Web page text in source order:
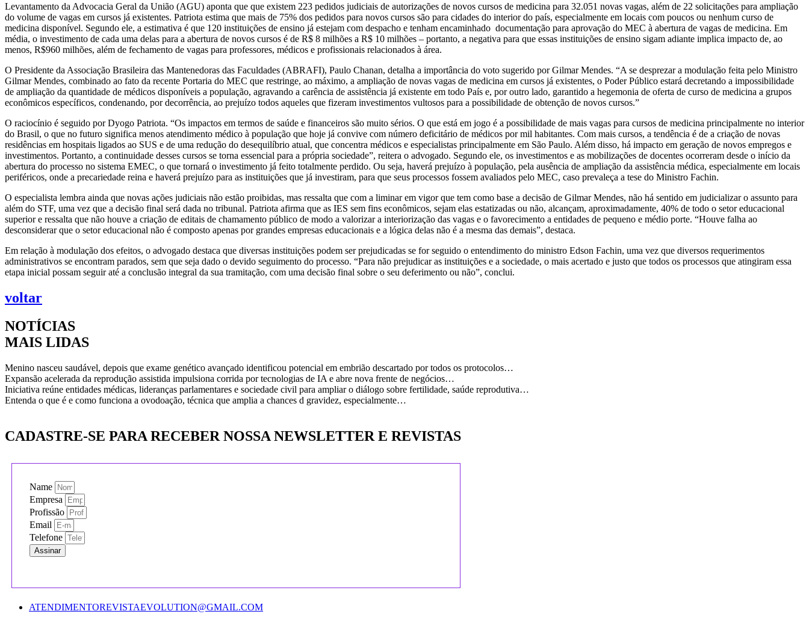
Levantamento da Advocacia Geral da União (AGU) aponta que que existem 223 pedidos judiciais de autorizações de novos cursos de medicina para 32.051 novas vagas, além de 22 solicitações para ampliação
do volume de vagas em cursos já existentes. Patriota estima que mais de 75% dos pedidos para novos cursos são para cidades do interior do país, especialmente em locais com poucos ou nenhum curso de
medicina disponível. Segundo ele, a estimativa é que 120 instituições de ensino já estejam com despacho e tenham encaminhado documentação para aprovação do MEC à abertura de vagas de medicina. Em
média, o investimento de cada uma delas para a abertura de novos cursos é de R$ 8 milhões a R$ 10 milhões – portanto, a negativa para que essas instituições de ensino sigam adiante implica impacto de, ao
menos, R$960 milhões, além de fechamento de vagas para professores, médicos e profissionais relacionados à área.
O Presidente da Associação Brasileira das Mantenedoras das Faculdades (ABRAFI), Paulo Chanan, detalha a importância do voto sugerido por Gilmar Mendes. “A se desprezar a modulação feita pelo Ministro
Gilmar Mendes, combinado ao fato da recente Portaria do MEC que restringe, ao máximo, a ampliação de novas vagas de medicina em cursos já existentes, o Poder Público estará decretando a impossibilidade
de ampliação da quantidade de médicos disponíveis a população, agravando a carência de assistência já existente em todo País e, por outro lado, garantido a hegemonia de oferta de curso de medicina a grupos
econômicos específicos, condenando, por decorrência, ao prejuízo todos aqueles que fizeram investimentos vultosos para a possibilidade de obtenção de novos cursos.”
O raciocínio é seguido por Dyogo Patriota. “Os impactos em termos de saúde e financeiros são muito sérios. O que está em jogo é a possibilidade de mais vagas para cursos de medicina principalmente no interior
do Brasil, o que no futuro significa menos atendimento médico à população que hoje já convive com número deficitário de médicos por mil habitantes. Com mais cursos, a tendência é de a criação de novas
residências em hospitais ligados ao SUS e de uma redução do desequilíbrio atual, que concentra médicos e especialistas principalmente em São Paulo. Além disso, há impacto em geração de novos empregos e
investimentos. Portanto, a continuidade desses cursos se torna essencial para a própria sociedade”, reitera o advogado. Segundo ele, os investimentos e as mobilizações de docentes ocorreram desde o início da
abertura do processo no sistema EMEC, o que tornará o investimento já feito totalmente perdido. Ou seja, haverá prejuízo à população, pela ausência de ampliação da assistência médica, especialmente em locais
periféricos, onde a precariedade reina e haverá prejuízo para as instituições que já investiram, para que seus processos fossem avaliados pelo MEC, caso prevaleça a tese do Ministro Fachin.
O especialista lembra ainda que novas ações judiciais não estão proibidas, mas ressalta que com a liminar em vigor que tem como base a decisão de Gilmar Mendes, não há sentido em judicializar o assunto para
além do STF, uma vez que a decisão final será dada no tribunal. Patriota afirma que as IES sem fins econômicos, sejam elas estatizadas ou não, alcançam, aproximadamente, 40% de todo o setor educacional
superior e ressalta que não houve a criação de editais de chamamento público de modo a valorizar a interiorização das vagas e o favorecimento a entidades de pequeno e médio porte. “Houve falha ao
desconsiderar que o setor educacional não é composto apenas por grandes empresas educacionais e a lógica delas não é a mesma das demais”, destaca.
Em relação à modulação dos efeitos, o advogado destaca que diversas instituições podem ser prejudicadas se for seguido o entendimento do ministro Edson Fachin, uma vez que diversos requerimentos
administrativos se encontram parados, sem que seja dado o devido seguimento do processo. “Para não prejudicar as instituições e a sociedade, o mais acertado e justo que todos os processos que atingiram essa
etapa inicial possam seguir até a conclusão integral da sua tramitação, com uma decisão final sobre o seu deferimento ou não”, conclui.
voltar
NOTÍCIAS
MAIS LIDAS
Menino nasceu saudável, depois que exame genético avançado identificou potencial em embrião descartado por todos os protocolos…
Expansão acelerada da reprodução assistida impulsiona corrida por tecnologias de IA e abre nova frente de negócios…
Iniciativa reúne entidades médicas, lideranças parlamentares e sociedade civil para ampliar o diálogo sobre fertilidade, saúde reprodutiva…
Entenda o que é e como funciona a ovodoação, técnica que amplia a chances d gravidez, especialmente…
CADASTRE-SE PARA RECEBER NOSSA NEWSLETTER E REVISTAS
Name
Empresa
Profissão
Email
Telefone
Assinar
ATENDIMENTOREVISTAEVOLUTION@GMAIL.COM